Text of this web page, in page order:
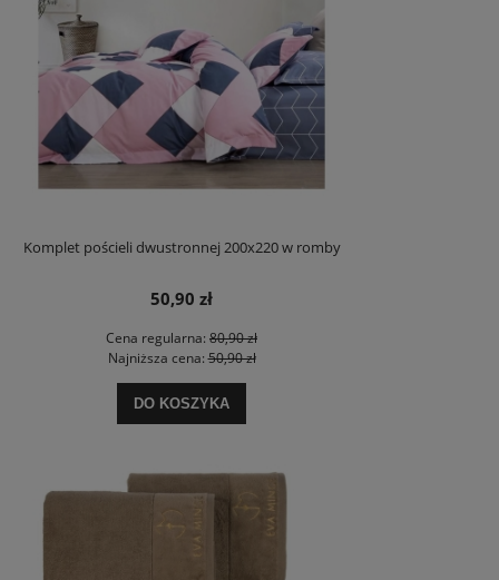
Komplet pościeli dwustronnej 200x220 w romby
50,90 zł
Cena regularna: 80,90 zł
Najniższa cena:50,90 zł
DO KOSZYKA